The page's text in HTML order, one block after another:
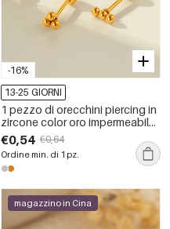
-16%
13-25 GIORNI
1 pezzo di orecchini piercing in
zircone color oro impermeabile
in acciaio inossidabile con
perline
€0,54 €0,64
Ordine min. di 1 pz.
magazzino in Cina